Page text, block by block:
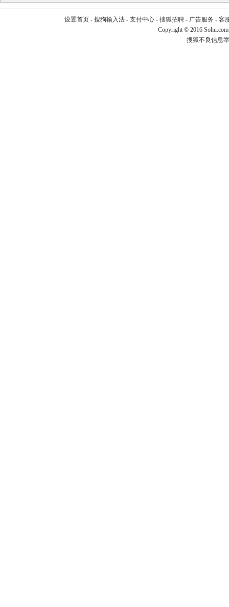
设置首页- 搜狗输入法- 支付中心- 搜狐招聘- 广告服务 - 客
Copyright © 2016
搜狐不良信息